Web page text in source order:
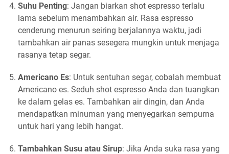
Suhu Penting: Jangan biarkan shot espresso terlalu
lama sebelum menambahkan air. Rasa espresso
cenderung menurun seiring berjalannya waktu, jadi
tambahkan air panas sesegera mungkin untuk menjaga
rasanya tetap segar.
Americano Es: Untuk sentuhan segar, cobalah membuat
Americano es. Seduh shot espresso Anda dan tuangkan
ke dalam gelas es. Tambahkan air dingin, dan Anda
mendapatkan minuman yang menyegarkan sempurna
untuk hari yang lebih hangat.
Tambahkan Susu atau Sirup: Jika Anda suka rasa yang